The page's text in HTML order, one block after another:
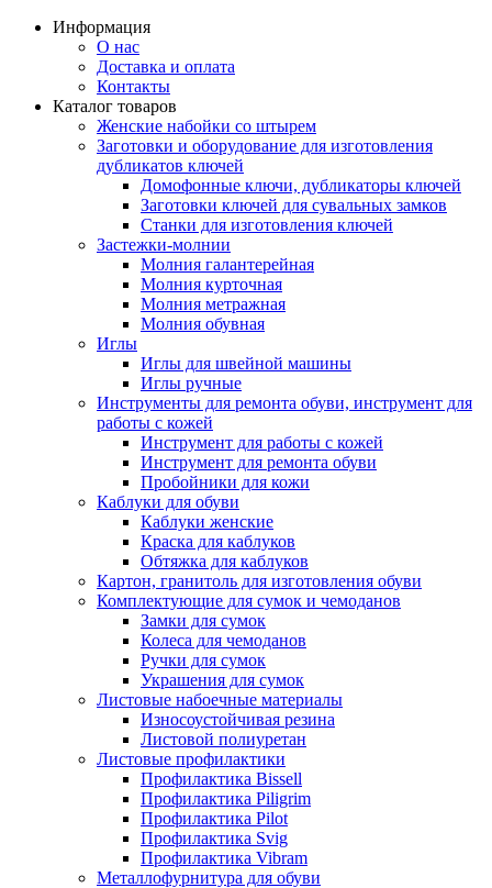
Информация
О нас
Доставка и оплата
Контакты
Каталог товаров
Женские набойки со штырем
Заготовки и оборудование для изготовления
дубликатов ключей
Домофонные ключи, дубликаторы ключей
Заготовки ключей для сувальных замков
Станки для изготовления ключей
Застежки-молнии
Молния галантерейная
Молния курточная
Молния метражная
Молния обувная
Иглы
Иглы для швейной машины
Иглы ручные
Инструменты для ремонта обуви, инструмент для
работы с кожей
Инструмент для работы с кожей
Инструмент для ремонта обуви
Пробойники для кожи
Каблуки для обуви
Каблуки женские
Краска для каблуков
Обтяжка для каблуков
Картон, гранитоль для изготовления обуви
Комплектующие для сумок и чемоданов
Замки для сумок
Колеса для чемоданов
Ручки для сумок
Украшения для сумок
Листовые набоечные материалы
Износоустойчивая резина
Листовой полиуретан
Листовые профилактики
Профилактика Bissell
Профилактика Piligrim
Профилактика Pilot
Профилактика Svig
Профилактика Vibram
Металлофурнитура для обуви